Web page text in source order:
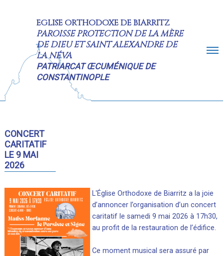
EGLISE ORTHODOXE DE BIARRITZ
PAROISSE PROTECTION DE LA MÈRE
DE DIEU ET SAINT ALEXANDRE DE
LA NÉVA
PATRIARCAT ŒCUMÉNIQUE DE
CONSTANTINOPLE
PHOTOS
CONTACT
CONCERT
CARITATIF
LE 9 MAI
2026
L'Église Orthodoxe de Biarritz a la joie
d’annoncer l’organisation d’un concert
caritatif le samedi 9 mai 2026 à 17h30,
au profit de la restauration de l’édifice.
Ce moment musical sera assuré par